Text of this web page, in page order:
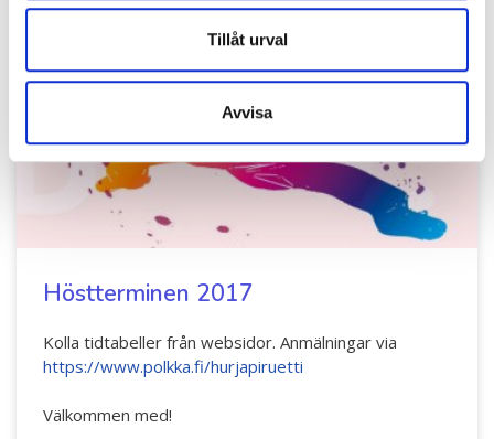
Tillåt urval
Avvisa
Höstterminen 2017
Kolla tidtabeller från websidor. Anmälningar via
https://www.polkka.fi/hurjapiruetti
Välkommen med!